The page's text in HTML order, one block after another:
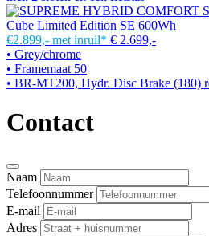
Cube Limited Edition SE 600Wh
€2.899,- met inruil* € 2.699,-
• Grey/chrome
• Framemaat 50
• BR-MT200, Hydr. Disc Brake (180)
Contact
Naam
Telefoonnummer
E-mail
Adres